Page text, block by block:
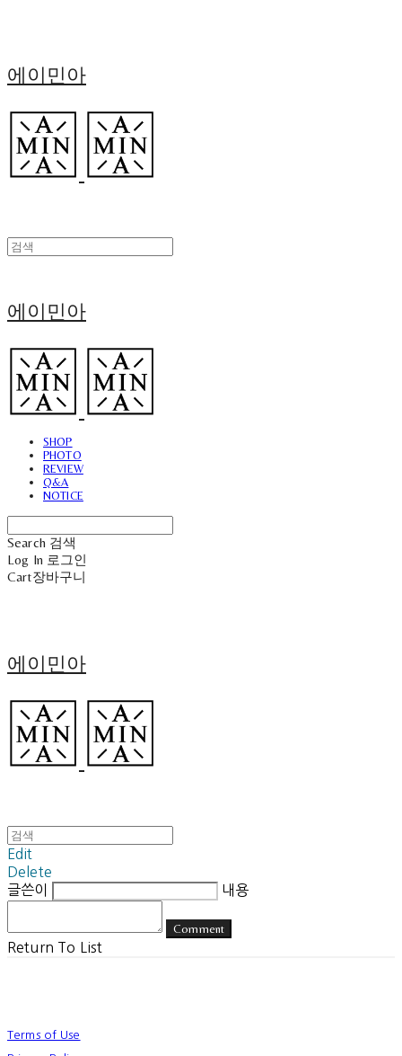
에이민아
에이민아
SHOP
PHOTO
REVIEW
Q&A
NOTICE
Search 검색
Log In 로그인
Cart장바구니
에이민아
Edit
Delete
글쓴이
내용
Comment
Return To List
Terms of Use